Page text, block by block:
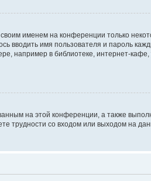
своим именем на конференции только
вводить имя пользователя и пароль
например в библиотеке, интернет-кафе,
на этой конференции, а также
трудности со входом или выходом на